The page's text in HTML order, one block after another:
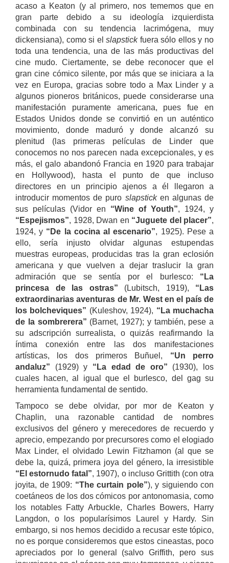
acaso a Keaton (y al primero, nos tememos que en
gran parte debido a su ideología izquierdista
combinada con su tendencia lacrimógena, muy
dickensiana), como si elslapstickfuera sólo ellos y no
toda una tendencia, una de las más productivas del
cine mudo. Ciertamente, se debe reconocer que el
gran cine cómico silente, por más que se iniciara a la
vez en Europa, gracias sobre todo a Max Linder y a
algunos pioneros británicos, puede considerarse una
manifestación puramente americana, pues fue en
Estados Unidos donde se convirtió en un auténtico
movimiento, donde maduró y donde alcanzó su
plenitud (las primeras películas de Linder que
conocemos no nos parecen nada excepcionales, y es
más, el galo abandonó Francia en 1920 para trabajar
en Hollywood), hasta el punto de que incluso
directores en un principio ajenos a él llegaron a
introducir momentos de puro slapsticken algunas de
sus películas (Vidor en “Wine of Youth”, 1924, y
“Espejismos”, 1928, Dwan en “Juguete del placer”,
1924, y “De la cocina al escenario”, 1925). Pese a
ello, sería injusto olvidar algunas estupendas
muestras europeas, producidas tras la gran eclosión
americana y que vuelven a dejar traslucir la gran
admiración que se sentía por el burlesco: “La
princesa de las ostras” (Lubitsch, 1919), “Las
extraordinarias aventuras de Mr. West en el país de
los bolcheviques” (Kuleshov, 1924), “La muchacha
de la sombrerera” (Barnet, 1927); y también, pese a
su adscripción surrealista, o quizás reafirmando la
íntima conexión entre las dos manifestaciones
artísticas, los dos primeros Buñuel, “Un perro
andaluz” (1929) y “La edad de oro” (1930), los
cuales hacen, al igual que el burlesco, del gag su
herramienta fundamental de sentido.
Tampoco se debe olvidar, por mor de Keaton y
Chaplin, una razonable cantidad de nombres
exclusivos del género y merecedores de recuerdo y
aprecio, empezando por precursores como el elogiado
Max Linder, el olvidado Lewin Fitzhamon (al que se
debe la, quizá, primera joya del género, la irresistible
“El estornudo fatal”, 1907), o incluso Grittith (con otra
joyita, de 1909: “The curtain pole”), y siguiendo con
coetáneos de los dos cómicos por antonomasia, como
los notables Fatty Arbuckle, Charles Bowers, Harry
Langdon, o los popularísimos Laurel y Hardy. Sin
embargo, si nos hemos decidido a recusar este tópico,
no es porque consideremos que estos cineastas, poco
apreciados por lo general (salvo Griffith, pero sus